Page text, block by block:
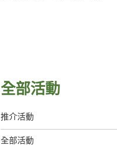
全部活動
推介活動
全部活動